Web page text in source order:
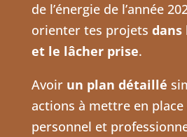
de l’énergie de l’année
orienter tes projets dans
et le lâcher prise.
Avoir un plan détaillé
actions à mettre en place
personnel et